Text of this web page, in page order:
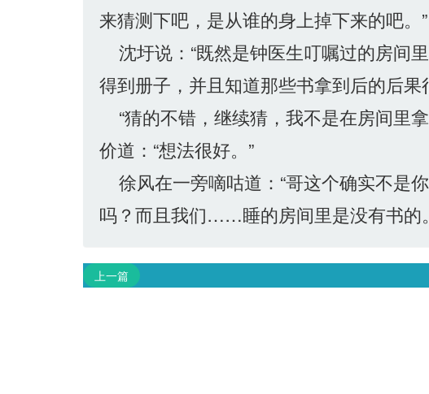
来猜测下吧，是从谁的身上掉下来的吧。”
沈圩说：“既然是钟医生叮嘱过的房间
得到册子，并且知道那些书拿到后的后果
“猜的不错，继续猜，我不是在房间里
价道：“想法很好。”
徐风在一旁嘀咕道：“哥这个确实不是
吗？而且我们……睡的房间里是没有书的
上一篇